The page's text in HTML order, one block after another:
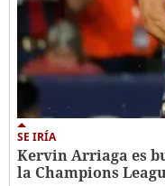
SE IRÍA
Kervin Arriaga es
la Champions